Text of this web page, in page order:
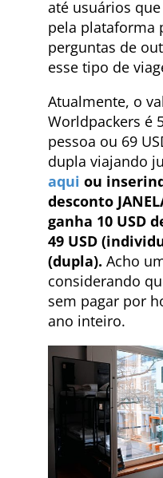
até usuários
pela plataforma
perguntas de
esse tipo de
Atualmente, o
Worldpackers é
pessoa ou 69
dupla viajando
aqui ou
desconto
ganha 10 USD
49 USD
(dupla). Acho
considerando
sem pagar por
ano inteiro.